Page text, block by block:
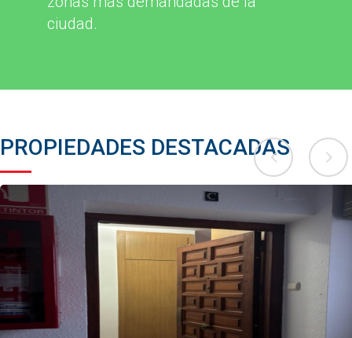
ciudad.
PROPIEDADES DESTACADAS